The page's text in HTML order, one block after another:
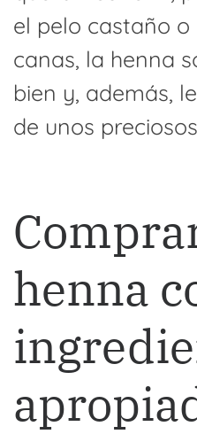
el pelo castaño
canas, la henna
bien y, además,
de unos
henna